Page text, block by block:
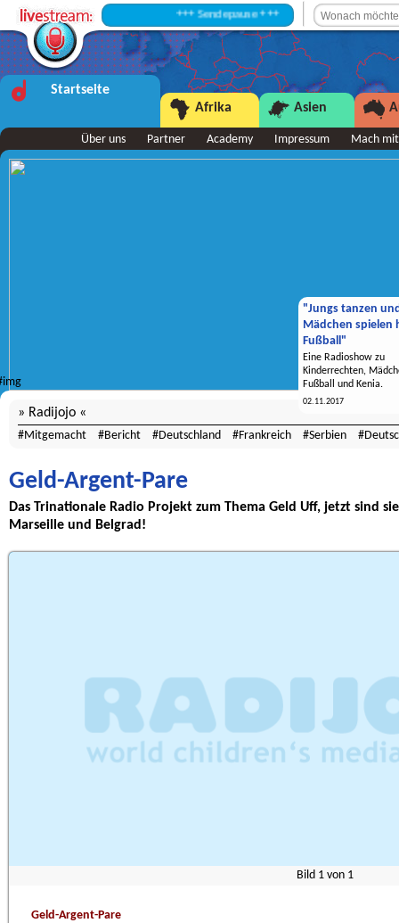
+++ Sendepause +++
Startseite
Afrika
Asien
Über uns Partner Academy Impressum Mach mit
"Jungs tanzen
Mädchen spielen
Fußball"
Eine Radioshow zu
Kinderrechten,
Fußball und Kenia.
02.11.2017
Radijojo
Mitgemacht Bericht Deutschland Frankreich Serbien
Geld-Argent-Pare
Das Trinationale Radio Projekt zum Thema Geld Uff, jetzt sind
Marseille und Belgrad!
Bild 1 von 1
Geld-Argent-Pare